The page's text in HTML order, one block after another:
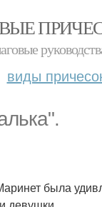
виды
была